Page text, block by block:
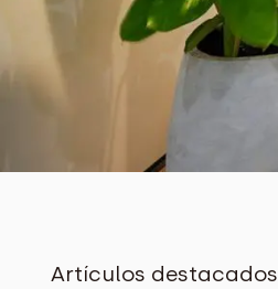
Artículos destacados